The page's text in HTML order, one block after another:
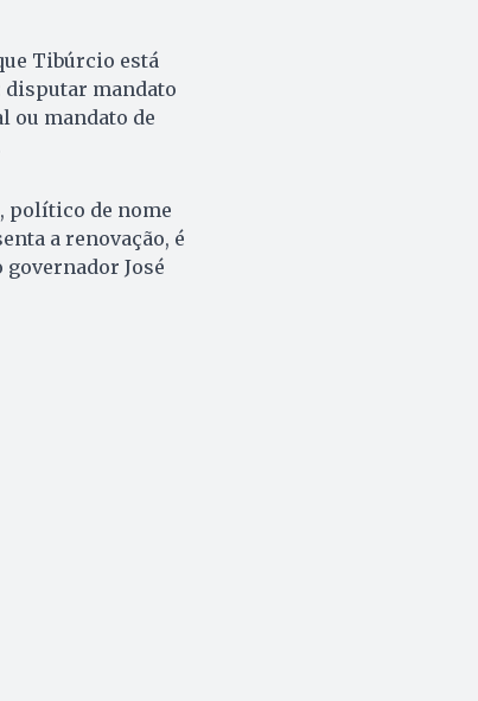
Tibúrcio está
disputar mandato
ou mandato de
político de nome
a renovação, é
José